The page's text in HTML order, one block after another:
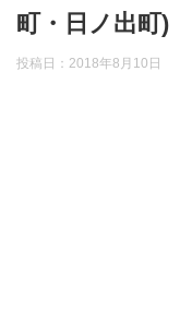
町・日ノ出町)
投稿日：2018年8月10日